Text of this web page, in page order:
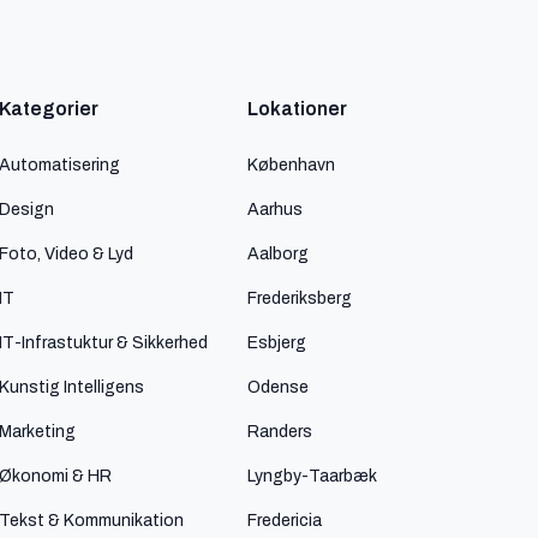
Kategorier
Automatisering
Design
Foto, Video & Lyd
IT
IT-Infrastuktur & Sikkerhed
Kunstig Intelligens
Marketing
Økonomi & HR
Tekst & Kommunikation
Lokationer
København
Aarhus
Aalborg
Frederiksberg
Esbjerg
Odense
Randers
Lyngby-Taarbæk
Fredericia